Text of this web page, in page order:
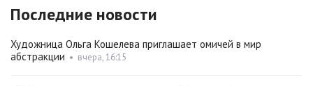
Последние новости
Художница Ольга Кошелева приглашает омичей в мир
абстракции • вчера, 16:15